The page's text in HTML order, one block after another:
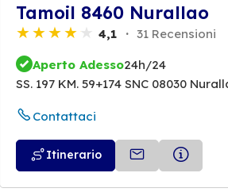
Tamoil 8460 Nurallao
4,1 31 Recensioni
Aperto Adesso24h/24
SS. 197 KM. 59+174 SNC 08030
Contattaci
Itinerario